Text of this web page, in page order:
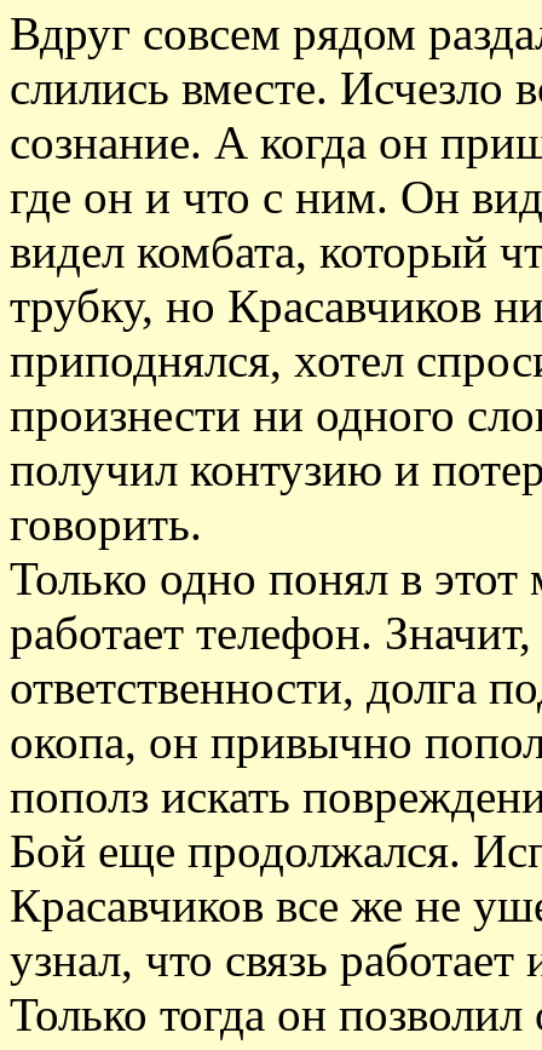
Вдруг совсем рядом
слились вместе. Исчезло
сознание. А когда он
где он и что с ним. Он
видел комбата, который
трубку, но Красавчиков
приподнялся, хотел
произнести ни одного
получил контузию и
говорить.
Только одно понял в
работает телефон.
ответственности, долга
окопа, он привычно
пополз искать
Бой еще продолжался.
Красавчиков все же не
узнал, что связь
Только тогда он